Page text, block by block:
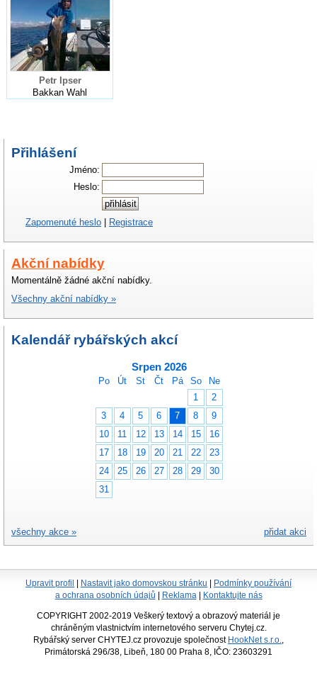
Petr Ipser
Bakkan Wahl
Přihlášení
Jméno:
Heslo:
Zapomenuté heslo Registrace
Akční nabídky
Momentálně žádné akční nabídky.
Všechny akční nabídky »
Kalendář rybářských akcí
Srpen 2026
Po Út St Čt Pá So
Ne
1
2
3
4 5 6 7 8
9
10
11 12 13 14 15
16
17
18 19 20 21 22
23
24
25 26 27 28 29
30
31
přidat akci
všechny akce »
Upravit profil Nastavit jako domovskou stránku
Podmínky používání
a ochrana osobních údajů
Reklama Kontaktujte nás
COPYRIGHT 2002-2019 Veškerý textový a obrazový materiál je
chráněným vlastnictvím internetového serveru Chytej.cz.
Rybářský server CHYTEJ.cz provozuje společnost HookNet s.r.o.
Primátorská 296/38, Libeň, 180 00 Praha 8, IČO: 23603291